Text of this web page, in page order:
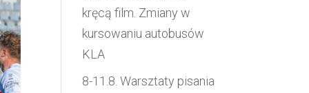
kręcą film. Zmiany w
kursowaniu autobusów
KLA
8-11.8. Warsztaty pisania